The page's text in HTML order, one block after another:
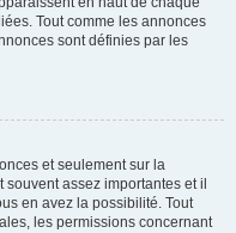
Tout comme les annonces
sont définies par les
et seulement sur la
assez importantes et il
en avez la possibilité. Tout
les permissions concernant